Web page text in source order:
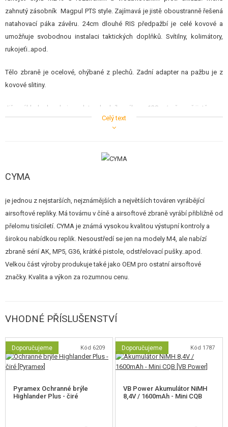
POŠKOZENÉ, POUŽITÉ ZBOŽÍ
NOVINKY
SLEVY, AKCE
zahnutý zásobník Magpul PTS style. Zajímavá je jistě oboustranně řešená
natahovací páka závěru. 24cm dlouhé RIS předpažbí je celé kovové a
umožňuje svobodnou instalaci taktických doplňků. Svítilny, kolimátory,
rukojeťi..apod.
Tělo zbraně je ocelové, ohýbané z plechů. Zadní adapter na pažbu je z
kovové slitiny.
Již v základu dosahuje nadstandardního výkonu 130 m/s, čemuž jistě
napomáhá kvalitní zpracování a kovová HopUp komora.
Celý text
CYMA
je jednou z nejstarších, nejznámějších a největších továren vyrábějící
airsoftové repliky. Má továrnu v číně a airsoftové zbraně vyrábí přibližně od
přelomu tisíciletí. CYMA je známá vysokou kvalitou výstupní kontroly a
širokou nabídkou replik. Nesoustředí se jen na modely M4, ale nabízí
zbraně sérií AK, MP5, G36, krátké pistole, odstřelovací pušky..apod.
Velkou část výroby produkuje také jako OEM pro ostatní airsoftové
značky. Kvalita a výkon za rozumnou cenu.
VHODNÉ PŘÍSLUŠENSTVÍ
Doporučujeme Kód 6209
Pyramex Ochranné brýle
Highlander Plus - čiré
Doporučujeme Kód 1787
VB Power Akumulátor NiMH
8,4V / 1600mAh - Mini CQB